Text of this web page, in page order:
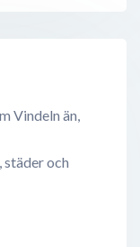
Vindeln än,
och